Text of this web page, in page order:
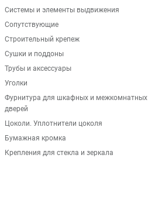
Системы и элементы выдвижения
Сопутствующие
Строительный крепеж
Сушки и поддоны
Трубы и аксессуары
Уголки
Фурнитура для шкафных и межкомнатных
дверей
Цоколи. Уплотнители цоколя
Бумажная кромка
Крепления для стекла и зеркала